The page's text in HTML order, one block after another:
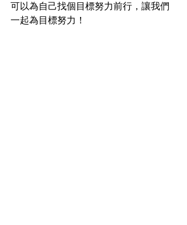
可以為自己找個目標努力前行，讓我們
一起為目標努力！